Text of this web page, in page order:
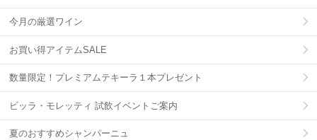
今月の厳選ワイン
お買い得アイテムSALE
数量限定！プレミアムテキーラ１本プレゼント
ビッラ・モレッティ 試飲イベントご案内
夏のおすすめシャンパーニュ